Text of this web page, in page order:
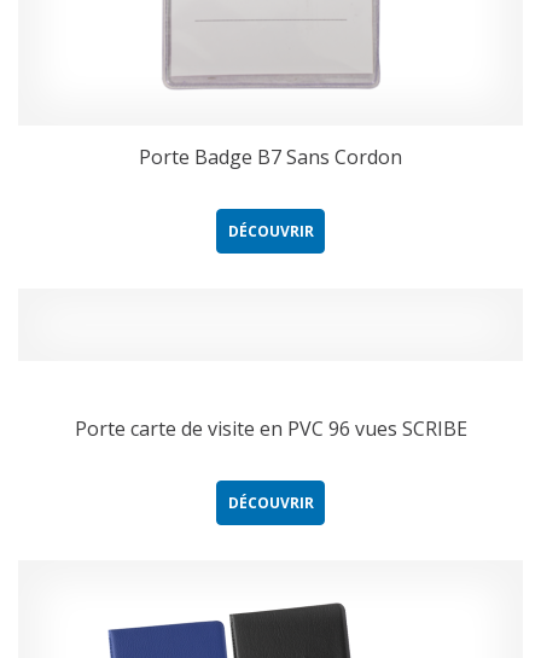
Porte Badge B7 Sans Cordon
DÉCOUVRIR
Porte carte de visite en PVC 96 vues SCRIBE
DÉCOUVRIR